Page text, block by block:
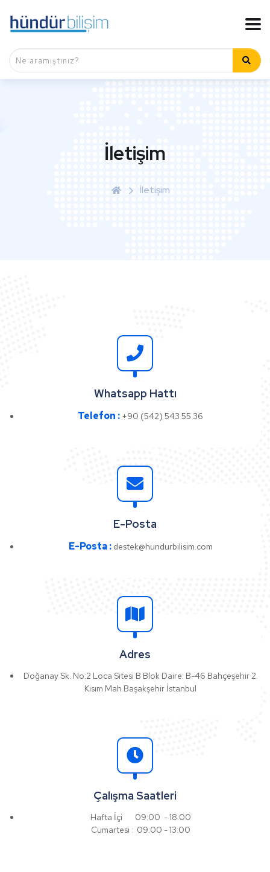
İletişim
İletişim
Whatsapp Hattı
Telefon : +90 (542) 543 55 36
E-Posta
E-Posta : destek@hundurbilisim.com
Adres
Doğanay Sk. No:2 Loca Sitesi B Blok Daire: B-46 Bahçeşehir 2.
Kısım Mah Başakşehir İstanbul
Çalışma Saatleri
Hafta İçi 09:00 - 18:00
Cumartesi : 09:00 - 13:00